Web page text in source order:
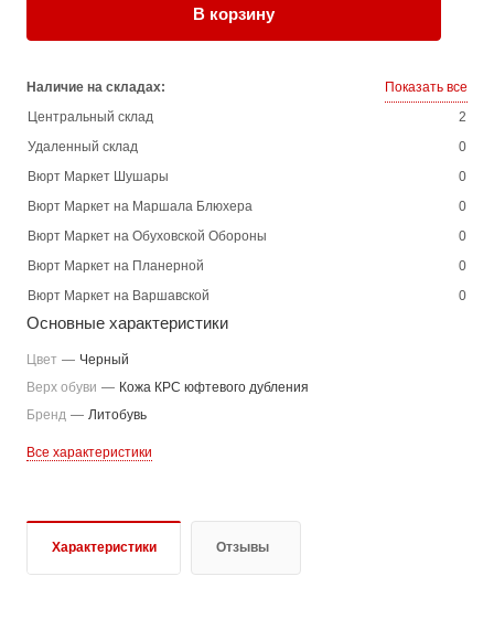
В корзину
Наличие на складах:
Показать все
Центральный склад
2
Удаленный склад
0
Вюрт Маркет Шушары
0
Вюрт Маркет на Маршала Блюхера
0
Вюрт Маркет на Обуховской Обороны
0
Вюрт Маркет на Планерной
0
Вюрт Маркет на Варшавской
0
Основные характеристики
Цвет — Черный
Верх обуви — Кожа КРС юфтевого дубления
Бренд — Литобувь
Все характеристики
Характеристики Отзывы